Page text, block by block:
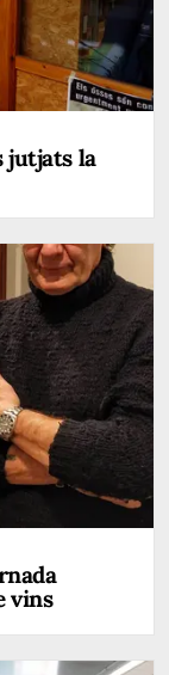
jutjats la
vins